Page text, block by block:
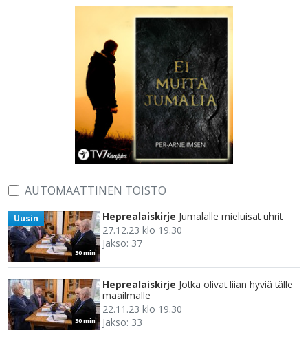
AUTOMAATTINEN TOISTO
30 min
Uusin Heprealaiskirje Jumalalle mieluisat uhrit
27.12.23 klo 19.30
Jakso: 37
30 min
Heprealaiskirje Jotka olivat liian hyviä tälle
maailmalle
22.11.23 klo 19.30
Jakso: 33